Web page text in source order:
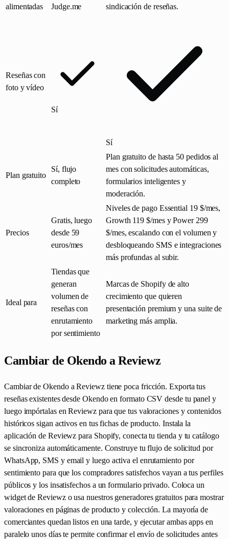
alimentadas
Judge.me
sindicación de reseñas.
Reseñas con
foto y vídeo
Sí
Sí
Plan gratuito
Sí, flujo
completo
Plan gratuito de hasta 50 pedidos al
mes con solicitudes automáticas,
formularios inteligentes y
moderación.
Precios
Gratis, luego
desde 59
euros/mes
Niveles de pago Essential 19 $/mes,
Growth 119 $/mes y Power 299
$/mes, escalando con el volumen y
desbloqueando SMS e integraciones
más profundas al subir.
Ideal para
Tiendas que
generan
volumen de
reseñas con
enrutamiento
por sentimiento
Marcas de Shopify de alto
crecimiento que quieren
presentación premium y una suite de
marketing más amplia.
Cambiar de Okendo a Reviewz
Cambiar de Okendo a Reviewz tiene poca fricción. Exporta tus
reseñas existentes desde Okendo en formato CSV desde tu panel y
luego impórtalas en Reviewz para que tus valoraciones y contenidos
históricos sigan activos en tus fichas de producto. Instala la
aplicación de Reviewz para Shopify, conecta tu tienda y tu catálogo
se sincroniza automáticamente. Construye tu flujo de solicitud por
WhatsApp, SMS y email y luego activa el enrutamiento por
sentimiento para que los compradores satisfechos vayan a tus perfiles
públicos y los insatisfechos a un formulario privado. Coloca un
widget de Reviewz o usa nuestros generadores gratuitos para mostrar
valoraciones en páginas de producto y colección. La mayoría de
comerciantes quedan listos en una tarde, y ejecutar ambas apps en
paralelo unos días te permite confirmar el envío de solicitudes antes